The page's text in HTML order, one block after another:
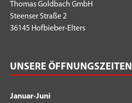
Thomas Goldbach GmbH
Steenser Straße 2
36145 Hofbieber-Elters
UNSERE ÖFFNUNGSZEITEN
Januar-Juni